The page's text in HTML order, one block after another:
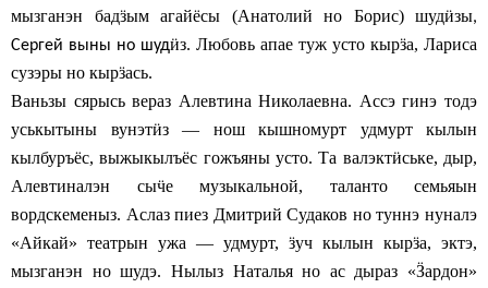
мызганэн бадӟым агайёсы (Анатолий но Борис) шудӥзы,
Сергей выны но шудӥз. Любовь апае туж усто кырӟа, Лариса
сузэры но кырӟась.
Ваньзы сярысь вераз Алевтина Николаевна. Ассэ гинэ тодэ
уськытыны вунэтӥз — нош кышномурт удмурт кылын
кылбуръёс, выжыкылъёс гожъяны усто. Та валэктӥське, дыр,
Алевтиналэн сыӵе музыкальной, таланто семьяын
вордскеменыз. Аслаз пиез Дмитрий Судаков но туннэ нуналэ
«Айкай» театрын ужа — удмурт, ӟуч кылын кырӟа, эктэ,
мызганэн но шудэ. Нылыз Наталья но ас дыраз «Ӟардон»